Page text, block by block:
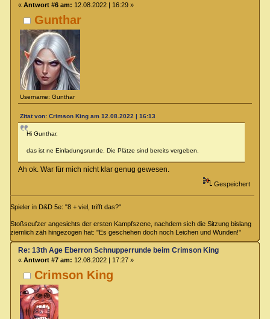
Gunthar
Username: Gunthar
« Antwort #6 am: 12.08.2022 | 16:29 »
Zitat von: Crimson King am 12.08.2022 | 16:13
Hi Gunthar,
das ist ne Einladungsrunde. Die Plätze sind bereits vergeben.
Ah ok. War für mich nicht klar genug gewesen.
Gespeichert
Spieler in D&D 5e: "8 + viel, trifft das?"
Stoßseufzer angesichts der ersten Kampfszene, nachdem sich die Sitzung bislang
ziemlich zäh hingezogen hat: "Es geschehen doch noch Leichen und Wunden!"
Crimson King
Re: 13th Age Eberron Schnupperrunde beim Crimson King
« Antwort #7 am: 12.08.2022 | 17:27 »